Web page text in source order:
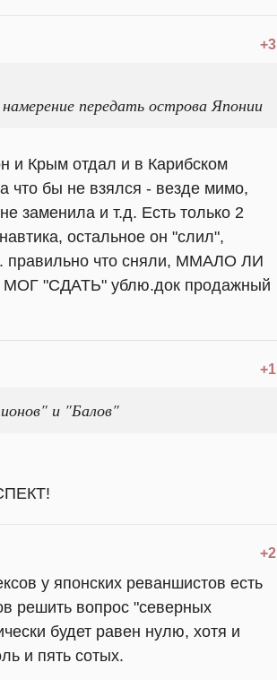
+3
передать острова Японии
и Крым отдал и в Карибском
что бы не взялся - везде мимо,
заменила и т.д. Есть только 2
остальное он "слил",
правильно что сняли, ММАЛО ЛИ
"СДАТЬ" ублю.док продажный
+1
и "Балов"
+2
у японских реваншистов есть
решить вопрос "северных
будет равен нулю, хотя и
и пять сотых.